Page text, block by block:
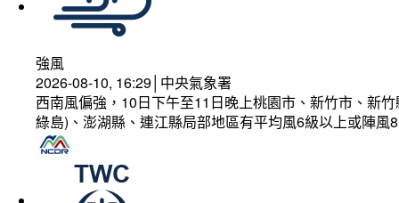
強風
2026-08-10, 16:29│中央氣象署
西南風偏強，10日下午至11日晚上桃園市、新竹市、新
綠島)、澎湖縣、連江縣局部地區有平均風6級以上或陣